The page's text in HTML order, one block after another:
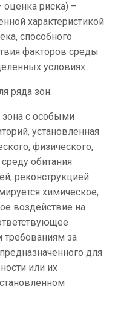
риска) –
характеристикой
способного
факторов среды
условиях.
ряда зон:
с особыми
установленная
физического,
обитания
реконструкцией
химическое,
воздействие на
требованиям за
для
или их